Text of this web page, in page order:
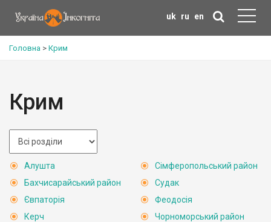
uk ru en
Головна > Крим
Крим
Алушта
Бахчисарайський район
Євпаторія
Керч
Сімферопольський район
Судак
Феодосія
Чорноморський район